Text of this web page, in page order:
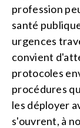
profession
santé
urgences
convient
protocoles
procédures
les déployer
s'ouvrent, à